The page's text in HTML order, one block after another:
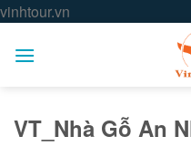
vinhtour.vn
VT_Nhà Gỗ An